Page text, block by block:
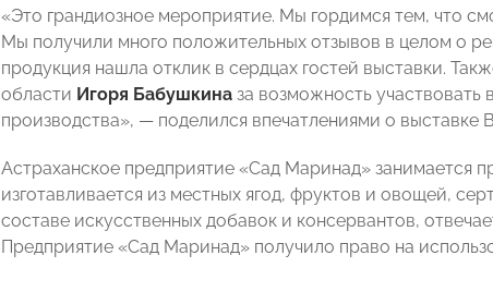
«Это грандиозное мероприятие. Мы гордимся тем, что
Мы получили много положительных отзывов в целом о
продукция нашла отклик в сердцах гостей выставки.
области Игоря Бабушкина за возможность участвовать
производства», — поделился впечатлениями о выставке
Астраханское предприятие «Сад Маринад» занимается
изготавливается из местных ягод, фруктов и овощей,
составе искусственных добавок и консервантов,
Предприятие «Сад Маринад» получило право на